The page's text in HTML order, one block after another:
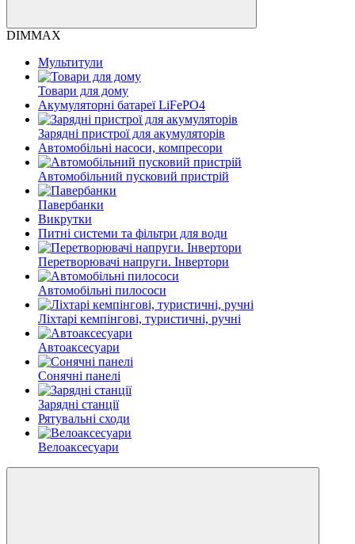
DIMMAX
Мультитули
Товари для дому
Акумуляторні батареї LiFePO4
Зарядні пристрої для акумуляторів
Автомобільні насоси, компресори
Автомобільний пусковий пристрій
Павербанки
Викрутки
Питні системи та фільтри для води
Перетворювачі напруги. Інвертори
Автомобільні пилососи
Ліхтарі кемпінгові, туристичні, ручні
Автоаксесуари
Сонячні панелі
Зарядні станції
Рятувальні сходи
Велоаксесуари